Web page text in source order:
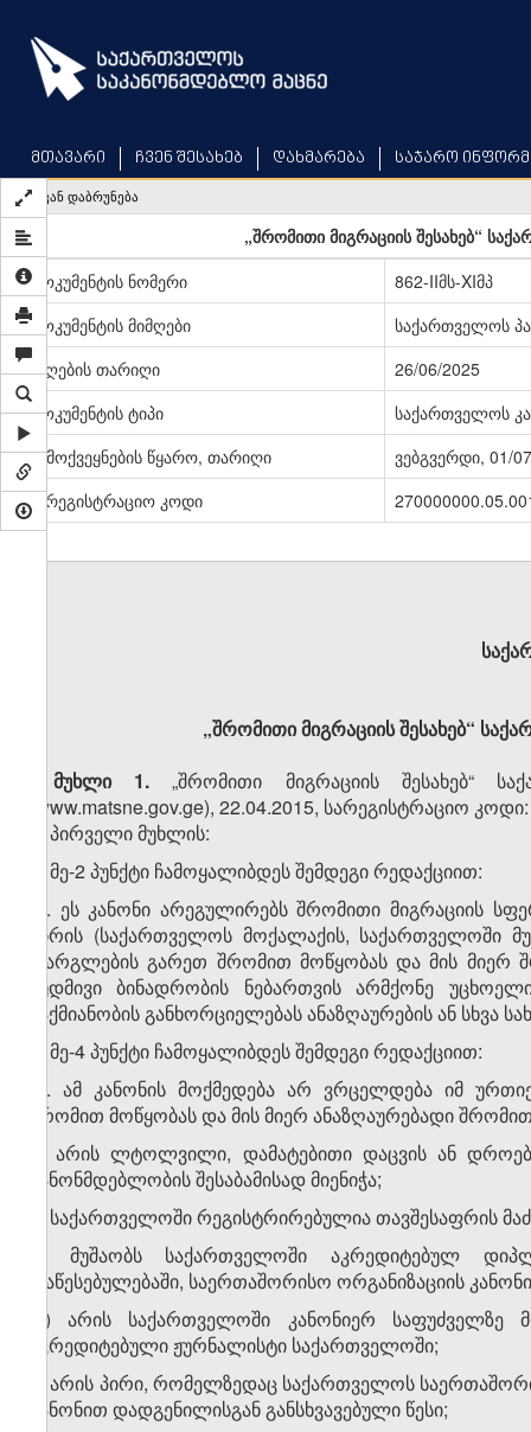
main
content
მთავარი ჩვენ შესახებ დახმარება საჯარო
უკან დაბრუნება
„შრომითი მიგრაციის შესახებ“
დოკუმენტის ნომერი
862-IIმს-XIმპ
დოკუმენტის მიმღები
საქართველოს
მიღების თარიღი
26/06/2025
დოკუმენტის ტიპი
საქართველოს
გამოქვეყნების წყარო, თარიღი
ვებგვერდი, 01/
სარეგისტრაციო კოდი
„შრომითი მიგრაციის შესახებ“
მუხლი 1.„შრომითი მიგრაციის შესახებ“
(www.matsne.gov.ge), 22.04.2015, სარეგისტრაციო
1. პირველი მუხლის:
ა) მე-2 პუნქტი ჩამოყალიბდეს შემდეგი რედაქციით:
„2. ეს კანონი არეგულირებს შრომითი მიგრაციის
პირის (საქართველოს მოქალაქის, საქართველოში
ფარგლების გარეთ შრომით მოწყობას და მის მიერ
მუდმივი ბინადრობის ნებართვის არმქონე
საქმიანობის განხორციელებას ანაზღაურების ან სხვა
ბ) მე-4 პუნქტი ჩამოყალიბდეს შემდეგი რედაქციით:
„4. ამ კანონის მოქმედება არ ვრცელდება იმ
შრომით მოწყობას და მის მიერ ანაზღაურებადი
ა) არის ლტოლვილი, დამატებითი დაცვის ან
კანონმდებლობის შესაბამისად მიენიჭა;
ბ) საქართველოში რეგისტრირებულია თავშესაფრის
გ) მუშაობს საქართველოში აკრედიტებულ
დაწესებულებაში, საერთაშორისო ორგანიზაციის
დ) არის საქართველოში კანონიერ საფუძველზე
აკრედიტებული ჟურნალისტი საქართველოში;
ე) არის პირი, რომელზედაც საქართველოს
კანონით დადგენილისგან განსხვავებული წესი;